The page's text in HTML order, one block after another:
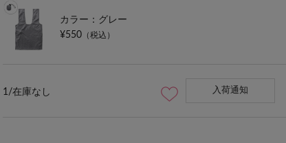
カラー：グレー
¥550 （税込）
1/在庫なし 入荷通知